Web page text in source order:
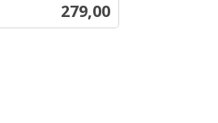
Pris
279,00